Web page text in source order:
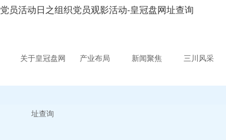
党员活动日之组织党员观影活动-皇冠盘网址查询
关于皇冠盘网
址查询
产业布局 新闻聚焦 三川风采